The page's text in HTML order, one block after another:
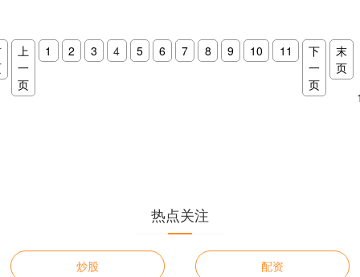
上
一
页
1 2 3 4 5 6 7 8 9 10 11
下
一
页
末
页
热点关注
炒股 配资